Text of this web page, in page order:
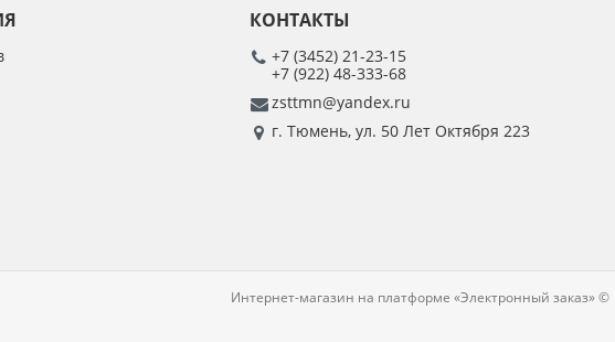
КОНТАКТЫ
+7 (3452) 21-23-15
+7 (922) 48-333-68
zsttmn@yandex.ru
г. Тюмень, ул. 50 Лет Октября 223
Интернет-магазин на платформе «Электронный заказ» ©